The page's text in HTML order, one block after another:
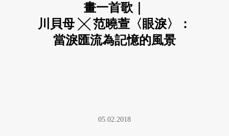
畫一首歌｜
川貝母 ╳ 范曉萱〈眼淚〉：
當淚匯流為記憶的風景
05.02.2018